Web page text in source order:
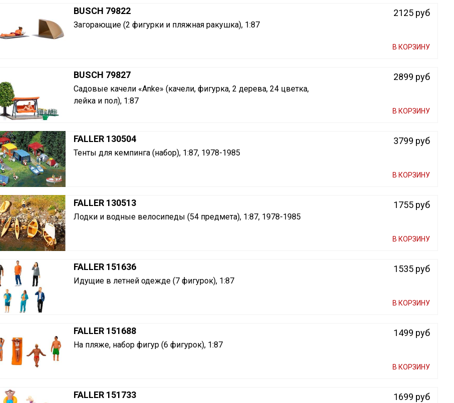
BUSCH 79822
Загорающие (2 фигурки и пляжная ракушка), 1:87
2125 руб
В КОРЗИНУ
BUSCH 79827
Садовые качели «Anke» (качели, фигурка, 2 дерева, 24 цветка,
лейка и пол), 1:87
2899 руб
В КОРЗИНУ
FALLER 130504
Тенты для кемпинга (набор), 1:87, 1978-1985
3799 руб
В КОРЗИНУ
FALLER 130513
Лодки и водные велосипеды (54 предмета), 1:87, 1978-1985
1755 руб
В КОРЗИНУ
FALLER 151636
Идущие в летней одежде (7 фигурок), 1:87
1535 руб
В КОРЗИНУ
FALLER 151688
На пляже, набор фигур (6 фигурок), 1:87
1499 руб
В КОРЗИНУ
FALLER 151733 1699 руб